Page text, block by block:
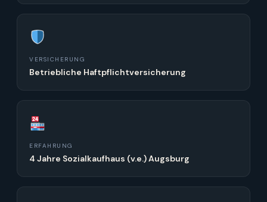
VERSICHERUNG
Betriebliche Haftpflichtversicherung
ERFAHRUNG
4 Jahre Sozialkaufhaus (v.e.) Augsburg